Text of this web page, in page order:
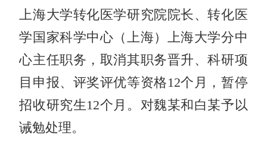
上海大学转化医学研究院院长、转化医
学国家科学中心（上海）上海大学分中
心主任职务，取消其职务晋升、科研项
目申报、评奖评优等资格12个月，暂停
招收研究生12个月。对魏某和白某予以
诫勉处理。